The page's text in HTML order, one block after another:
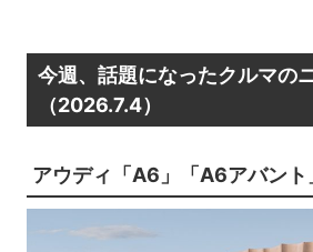
今週、話題になったクルマの
（2026.7.4）
アウディ「A6」「A6アバント